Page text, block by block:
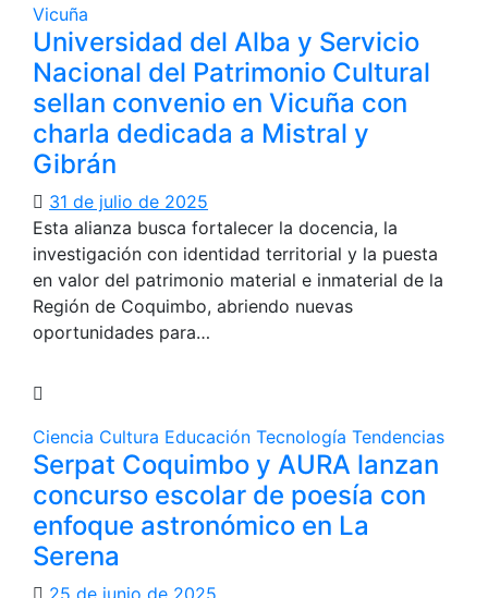
Vicuña
Universidad del Alba y Servicio
Nacional del Patrimonio Cultural
sellan convenio en Vicuña con
charla dedicada a Mistral y
Gibrán
31 de julio de 2025
Esta alianza busca fortalecer la docencia, la
investigación con identidad territorial y la puesta
en valor del patrimonio material e inmaterial de la
Región de Coquimbo, abriendo nuevas
oportunidades para…
Ciencia Cultura Educación Tecnología Tendencias
Serpat Coquimbo y AURA lanzan
concurso escolar de poesía con
enfoque astronómico en La
Serena
25 de junio de 2025